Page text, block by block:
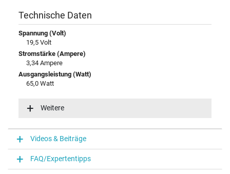
Technische Daten
Spannung (Volt)
19,5 Volt
Stromstärke (Ampere)
3,34 Ampere
Ausgangsleistung (Watt)
65,0 Watt
100-240V / 50-60Hz
Funktions-LED
Funktions-LED im Stecker
Notebook Stecker
Weitere
Videos & Beiträge
FAQ/Expertentipps